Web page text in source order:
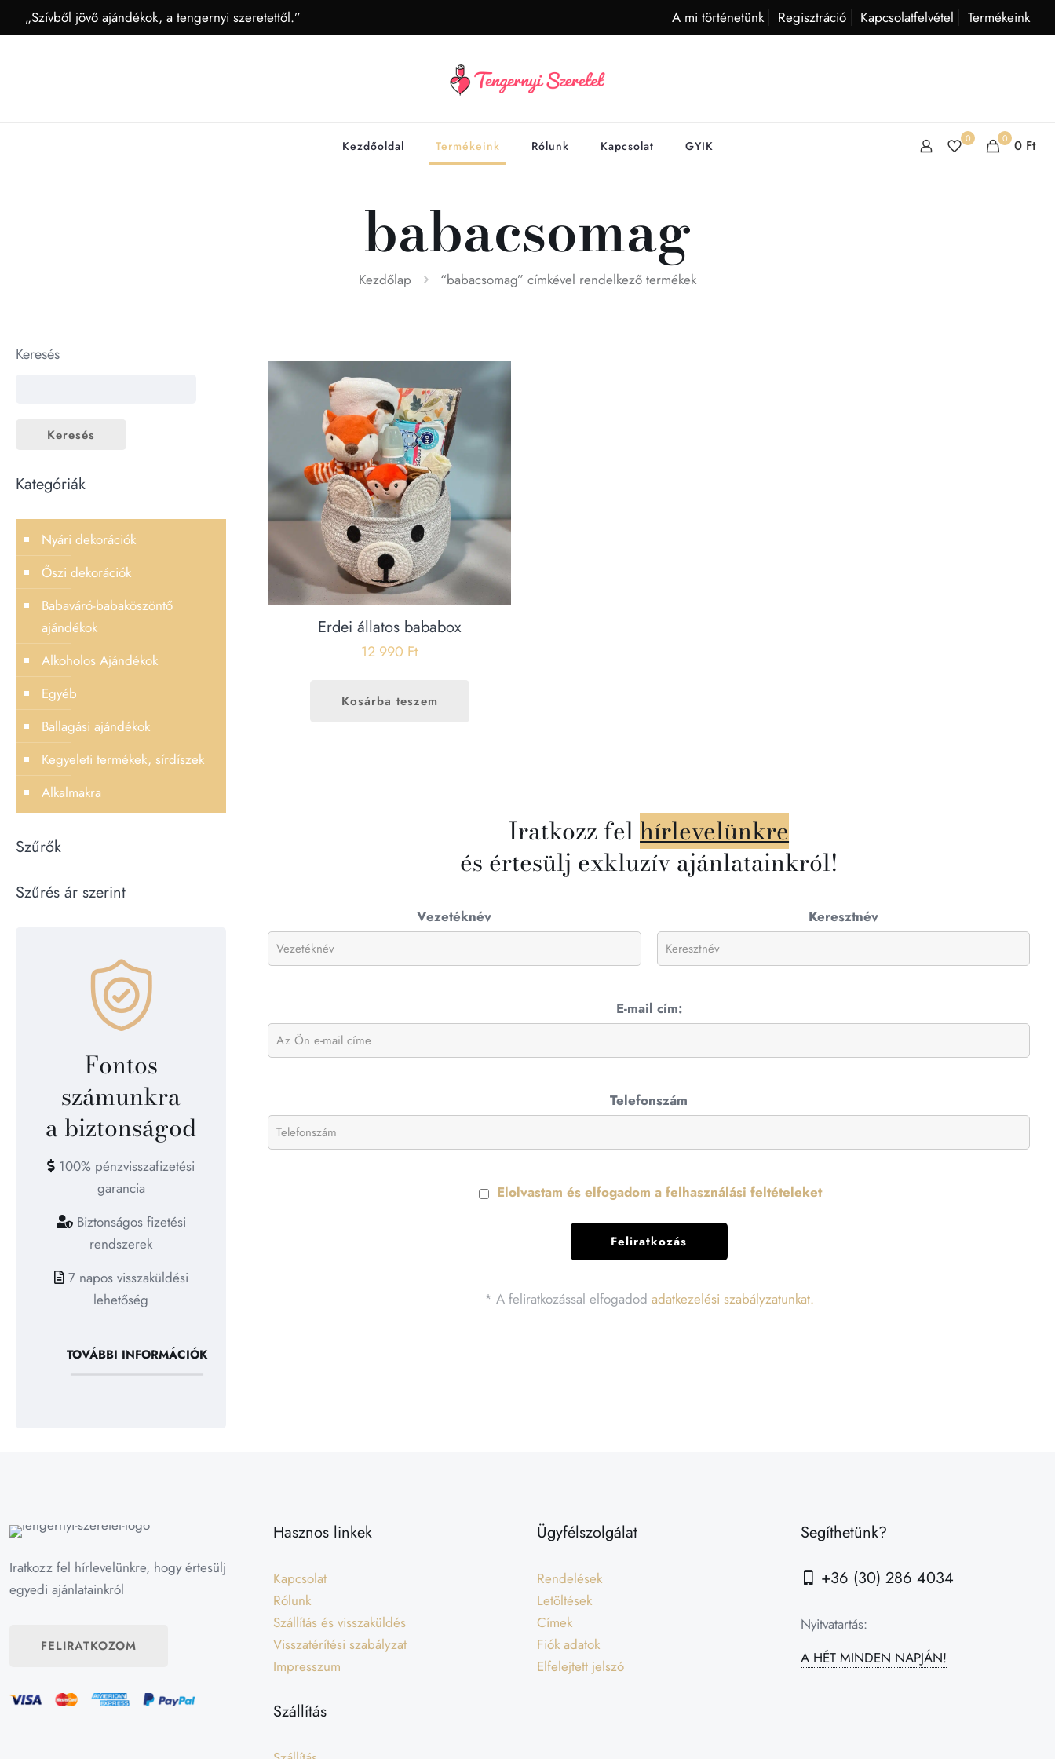
„Szívből jövő ajándékok, a tengernyi szeretettől.” A mi történetünk Regisztráció Kapcsolatfelvétel Termékeink
Kezdőoldal Termékeink Rólunk Kapcsolat GYIK 0 0 0 Ft
babacsomag
Kezdőlap “babacsomag” címkével rendelkező termékek
Erdei állatos bababox
12 990 Ft
Kosárba teszem
Iratkozz fel hírlevelünkre
és értesülj exkluzív ajánlatainkról!
Vezetéknév Keresztnév
E-mail cím:
Telefonszám
Elolvastam és elfogadom a felhasználási feltételeket
* A feliratkozással elfogadod adatkezelési szabályzatunkat.
Keresés
Keresés
Kategóriák
Nyári dekorációk
Őszi dekorációk
Babaváró-babaköszöntő
ajándékok
Alkoholos Ajándékok
Egyéb
Ballagási ajándékok
Kegyeleti termékek, sírdíszek
Alkalmakra
Szűrők
Szűrés ár szerint
Fontos
számunkra
a biztonságod
100% pénzvisszafizetési
garancia
Biztonságos fizetési
rendszerek
7 napos visszaküldési
lehetőség
TOVÁBBI INFORMÁCIÓK
Iratkozz fel hírlevelünkre, hogy értesülj
egyedi ajánlatainkról
FELIRATKOZOM
Hasznos linkek
Kapcsolat
Rólunk
Szállítás és visszaküldés
Visszatérítési szabályzat
Impresszum
Szállítás
Ügyfélszolgálat
Rendelések
Letöltések
Címek
Fiók adatok
Elfelejtett jelszó
Segíthetünk?
+36 (30) 286 4034
Nyitvatartás:
A HÉT MINDEN NAPJÁN!